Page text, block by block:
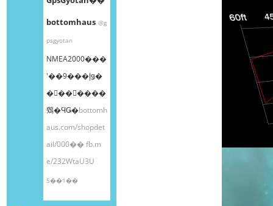
bottomhaus @g
psgyotan
NMEA2000���
ʽ��9���إǥ�
�󥰥��󥵡����
䳫�ϤǤ�bottomh
aus.com/shopdet
ail/000��fb.m
e/232WtaU3U
5��1��